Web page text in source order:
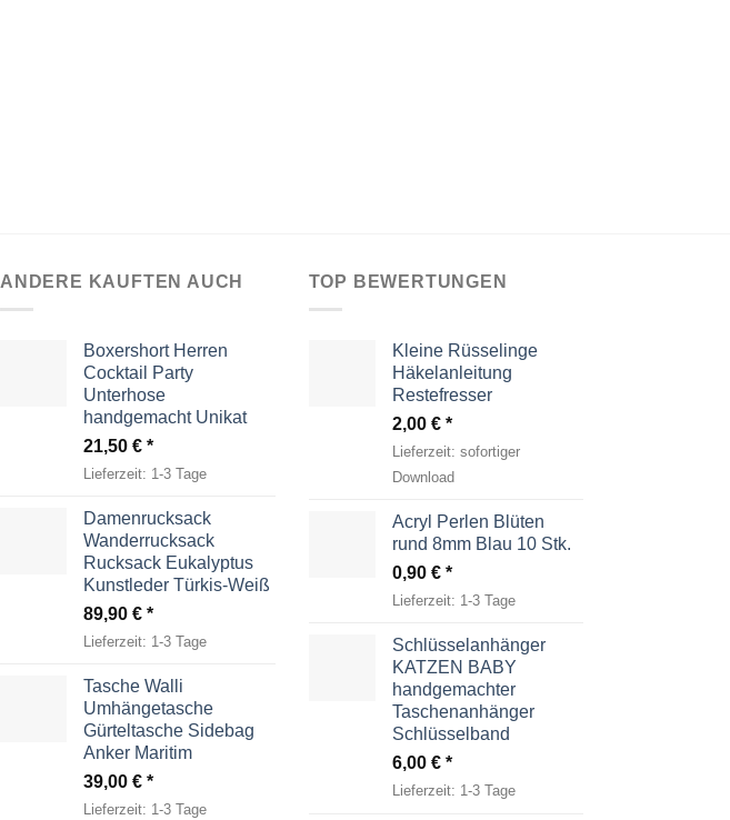
ANDERE KAUFTEN AUCH
Boxershort Herren
Cocktail Party
Unterhose
handgemacht Unikat
21,50 €
Lieferzeit: 1-3 Tage
Damenrucksack
Wanderrucksack
Rucksack Eukalyptus
Kunstleder Türkis-Weiß
89,90 €
Lieferzeit: 1-3 Tage
Tasche Walli
Umhängetasche
Gürteltasche Sidebag
Anker Maritim
39,00 €
Lieferzeit: 1-3 Tage
TOP BEWERTUNGEN
Kleine Rüsselinge
Häkelanleitung
Restefresser
2,00 €
Lieferzeit: sofortiger
Download
Acryl Perlen Blüten
rund 8mm Blau 10 Stk.
0,90 €
Lieferzeit: 1-3 Tage
Schlüsselanhänger
KATZEN BABY
handgemachter
Taschenanhänger
Schlüsselband
6,00 €
Lieferzeit: 1-3 Tage